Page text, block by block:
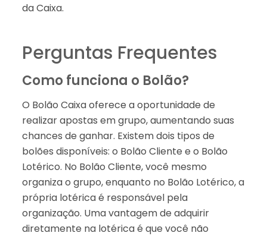
da Caixa.
Perguntas Frequentes
Como funciona o Bolão?
O Bolão Caixa oferece a oportunidade de
realizar apostas em grupo, aumentando suas
chances de ganhar. Existem dois tipos de
bolões disponíveis: o Bolão Cliente e o Bolão
Lotérico. No Bolão Cliente, você mesmo
organiza o grupo, enquanto no Bolão Lotérico, a
própria lotérica é responsável pela
organização. Uma vantagem de adquirir
diretamente na lotérica é que você não